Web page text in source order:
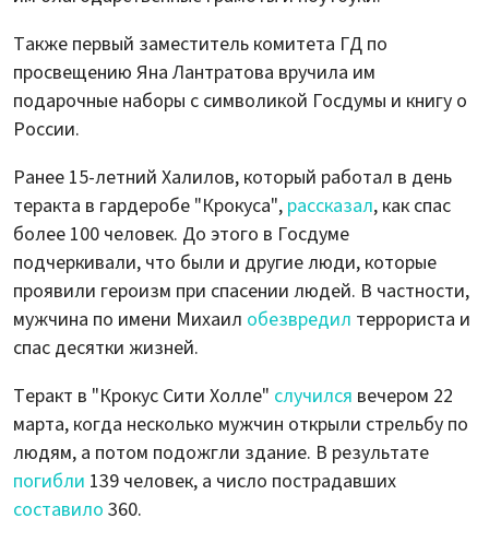
Также первый заместитель комитета ГД по
просвещению Яна Лантратова вручила им
подарочные наборы с символикой Госдумы и книгу о
России.
Ранее 15-летний Халилов, который работал в день
теракта в гардеробе "Крокуса", рассказал, как спас
более 100 человек. До этого в Госдуме
подчеркивали, что были и другие люди, которые
проявили героизм при спасении людей. В частности,
мужчина по имени Михаил обезвредил террориста и
спас десятки жизней.
Теракт в "Крокус Сити Холле" случился вечером 22
марта, когда несколько мужчин открыли стрельбу по
людям, а потом подожгли здание. В результате
погибли 139 человек, а число пострадавших
составило 360.